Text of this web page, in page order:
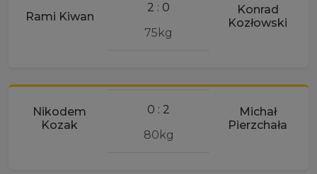
Rami Kiwan
2 : 0
75kg
Konrad
Kozłowski
Nikodem
Kozak
0 : 2
80kg
Michał
Pierzchała